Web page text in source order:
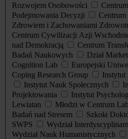
Rozwojem Osobowości
Podejmowania Decyzji
Centrum
Zdrowiem i Zachowaniami
Centrum Cywilizacji Azji
nad Demokracją
Centrum
Badań Naukowych
Dział
Cognition Lab
Europejski
Coping Research Group
Instytut
Instytut Nauk Społecznych
Projektowania
Instytut
Lewiatan
Młodzi w Centrum Lab
Badań nad Stresem
Szkoła
SWPS
Wydział
Wydział Nauk Humanistycznych